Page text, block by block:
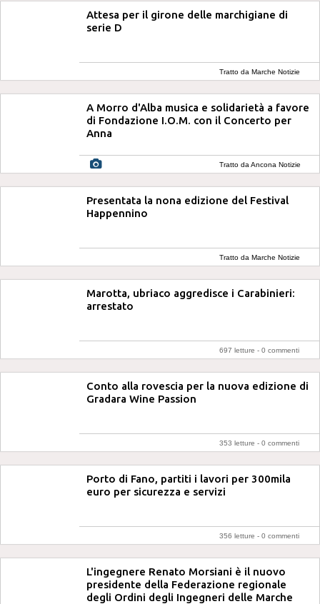
Attesa per il girone delle marchigiane di
serie D
Tratto da Marche Notizie
A Morro d'Alba musica e solidarietà a favore
di Fondazione I.O.M. con il Concerto per
Anna
Tratto da Ancona Notizie
Presentata la nona edizione del Festival
Happennino
Tratto da Marche Notizie
Marotta, ubriaco aggredisce i Carabinieri:
arrestato
697 letture - 0 commenti
Conto alla rovescia per la nuova edizione di
Gradara Wine Passion
353 letture - 0 commenti
Porto di Fano, partiti i lavori per 300mila
euro per sicurezza e servizi
356 letture - 0 commenti
L'ingegnere Renato Morsiani è il nuovo
presidente della Federazione regionale
degli Ordini degli Ingegneri delle Marche